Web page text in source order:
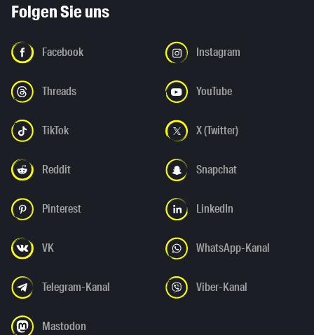
Folgen Sie uns
Facebook Instagram
Threads YouTube
TikTok X (Twitter)
Reddit Snapchat
Pinterest LinkedIn
VK WhatsApp-Kanal
Telegram-Kanal Viber-Kanal
Mastodon